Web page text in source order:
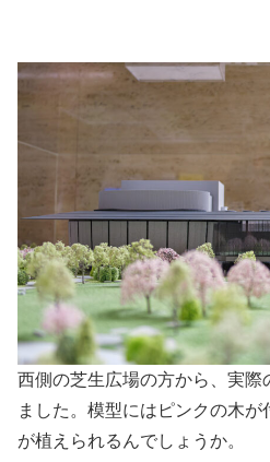
西側の芝生広場の方から、実際
ました。模型にはピンクの木
が植えられるんでしょうか。